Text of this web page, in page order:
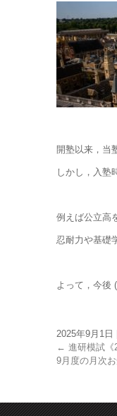
開塾以来，当
しかし，入塾
例えば公立高
忍耐力や基礎
よって，今後
2025年9月1日
← 進研模試《
9月度の月次